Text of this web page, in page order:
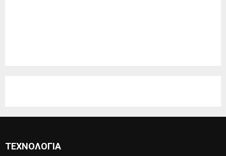
ΤΕΧΝΟΛΟΓΊΑ